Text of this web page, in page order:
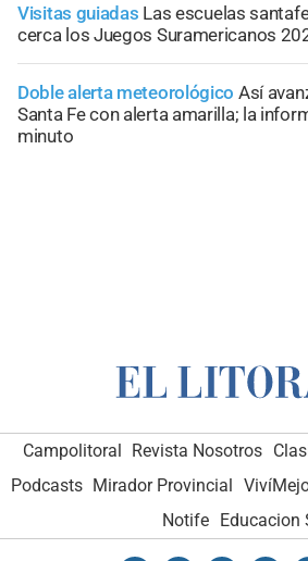
Visitas guiadas Las escuelas
cerca los Juegos Suramericanos
Doble alerta meteorológico Así
Santa Fe con alerta amarilla; la
minuto
Campolitoral Revista Nosotros
Podcasts Mirador Provincial
Notife Educacion